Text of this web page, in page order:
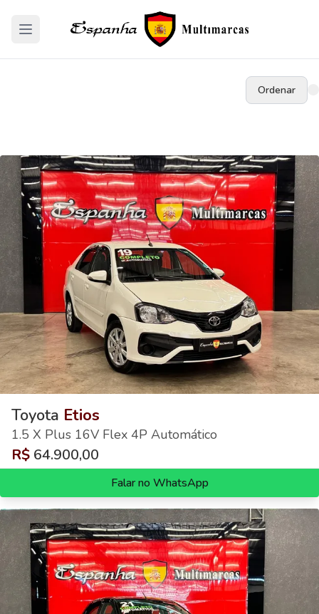
Ordenar
Toyota Etios
1.5 X Plus 16V Flex 4P Automático
R$ 64.900,00
Falar no WhatsApp